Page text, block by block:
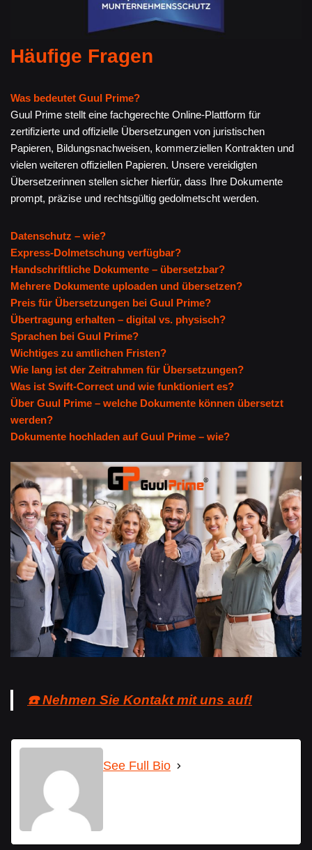
Häufige Fragen
Was bedeutet Guul Prime?
Guul Prime stellt eine fachgerechte Online-Plattform für
zertifizierte und offizielle Übersetzungen von juristischen
Papieren, Bildungsnachweisen, kommerziellen Kontrakten und
vielen weiteren offiziellen Papieren. Unsere vereidigten
Übersetzerinnen stellen sicher hierfür, dass Ihre Dokumente
prompt, präzise und rechtsgültig gedolmetscht werden.
Datenschutz – wie?
Express-Dolmetschung verfügbar?
Handschriftliche Dokumente – übersetzbar?
Mehrere Dokumente uploaden und übersetzen?
Preis für Übersetzungen bei Guul Prime?
Übertragung erhalten – digital vs. physisch?
Sprachen bei Guul Prime?
Wichtiges zu amtlichen Fristen?
Wie lang ist der Zeitrahmen für Übersetzungen?
Was ist Swift-Correct und wie funktioniert es?
Über Guul Prime – welche Dokumente können übersetzt
werden?
Dokumente hochladen auf Guul Prime – wie?
☎️ Nehmen Sie Kontakt mit uns auf!
See Full Bio